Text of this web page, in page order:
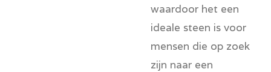
waardoor het een
ideale steen is voor
mensen die op zoek
zijn naar een